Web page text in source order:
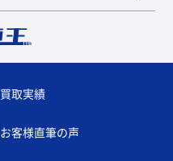
買取実績
お客様直筆の声